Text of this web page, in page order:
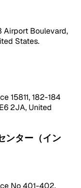
Airport Boulevard,
States.
15811, 182-184
2JA, United
ンター（イン
No 401-402,